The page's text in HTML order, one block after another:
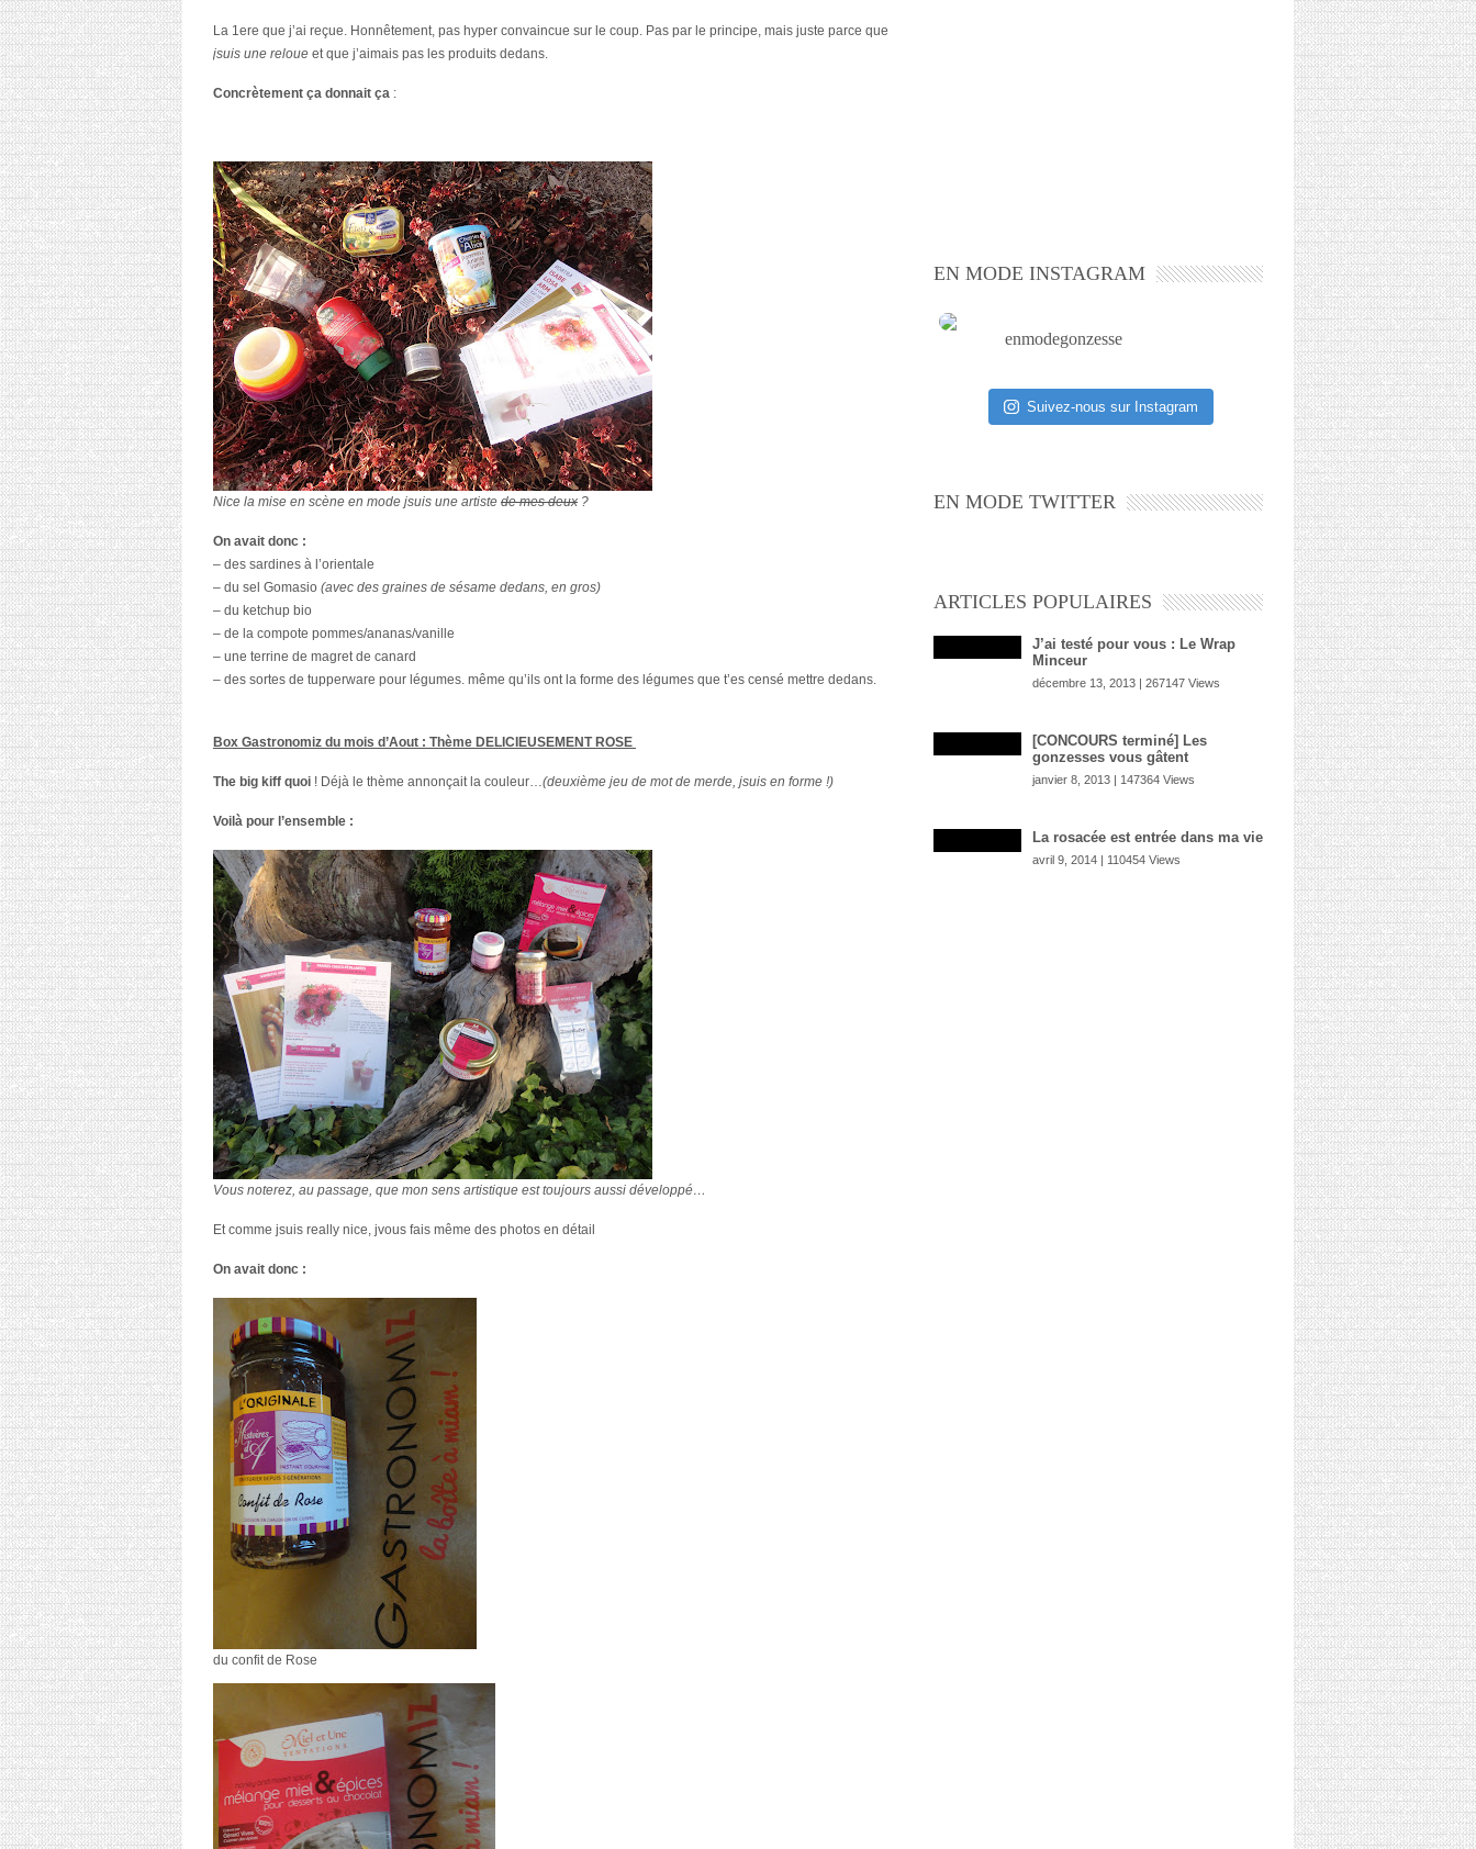
La 1ere que j’ai reçue. Honnêtement, pas hyper convaincue sur le coup. Pas par le principe, mais juste parce que
jsuis une reloue et que j’aimais pas les produits dedans.
Concrètement ça donnait ça :
Nice la mise en scène en mode jsuis une artiste de mes deux ?
On avait donc :
– des sardines à l’orientale
– du sel Gomasio (avec des graines de sésame dedans, en gros)
– du ketchup bio
– de la compote pommes/ananas/vanille
– une terrine de magret de canard
– des sortes de tupperware pour légumes. même qu’ils ont la forme des légumes que t’es censé mettre dedans.
Box Gastronomiz du mois d’Aout : Thème DELICIEUSEMENT ROSE
The big kiff quoi ! Déjà le thème annonçait la couleur…(deuxième jeu de mot de merde, jsuis en forme !)
Voilà pour l’ensemble :
Vous noterez, au passage, que mon sens artistique est toujours aussi développé…
Et comme jsuis really nice, jvous fais même des photos en détail
On avait donc :
du confit de Rose
EN MODE INSTAGRAM
enmodegonzesse
Suivez-nous sur Instagram
EN MODE TWITTER
ARTICLES POPULAIRES
J’ai testé pour vous : Le Wrap
Minceur
décembre 13, 2013 | 267147 Views
[CONCOURS terminé] Les
gonzesses vous gâtent
janvier 8, 2013 | 147364 Views
La rosacée est entrée dans ma vie
avril 9, 2014 | 110454 Views